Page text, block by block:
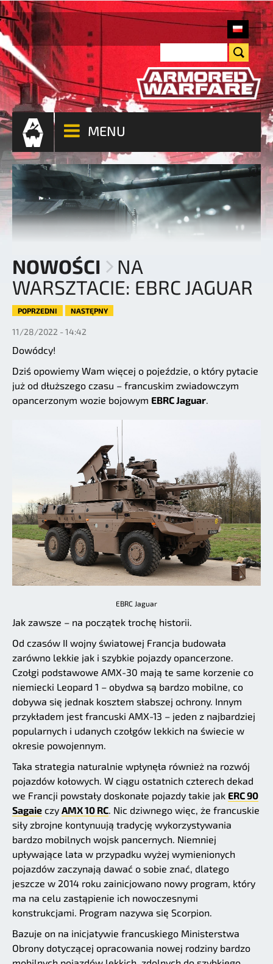
MENU
NOWOŚCI
NA
WARSZTACIE: EBRC JAGUAR
POPRZEDNI NASTĘPNY
11/28/2022 - 14:42
Dowódcy!
Dziś opowiemy Wam więcej o pojeździe, o który pytacie
już od dłuższego czasu – francuskim zwiadowczym
opancerzonym wozie bojowym EBRC Jaguar.
EBRC Jaguar
Jak zawsze – na początek trochę historii.
Od czasów II wojny światowej Francja budowała
zarówno lekkie jak i szybkie pojazdy opancerzone.
Czołgi podstawowe AMX-30 mają te same korzenie co
niemiecki Leopard 1 – obydwa są bardzo mobilne, co
dobywa się jednak kosztem słabszej ochrony. Innym
przykładem jest francuski AMX-13 – jeden z najbardziej
popularnych i udanych czołgów lekkich na świecie w
okresie powojennym.
Taka strategia naturalnie wpłynęła również na rozwój
pojazdów kołowych. W ciągu ostatnich czterech dekad
we Francji powstały doskonałe pojazdy takie jak ERC 90
Sagaie czy AMX 10 RC. Nic dziwnego więc, że francuskie
siły zbrojne kontynuują tradycję wykorzystywania
bardzo mobilnych wojsk pancernych. Niemniej
upływające lata w przypadku wyżej wymienionych
pojazdów zaczynają dawać o sobie znać, dlatego
jeszcze w 2014 roku zainicjowano nowy program, który
ma na celu zastąpienie ich nowoczesnymi
konstrukcjami. Program nazywa się Scorpion.
Bazuje on na inicjatywie francuskiego Ministerstwa
Obrony dotyczącej opracowania nowej rodziny bardzo